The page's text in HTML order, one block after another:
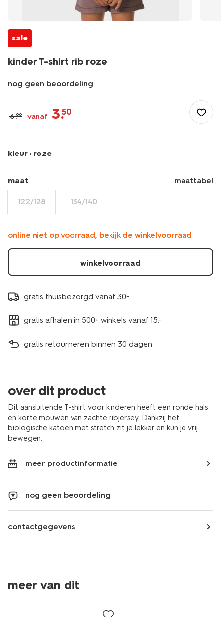
sale
kinder T-shirt rib roze
nog geen beoordeling
shirts-
t-
shirt-
rib-
30846406PINK.html
6.99 vanaf 3.50
kleur : roze
maat maattabel
122/128 134/140
online niet op voorraad, bekijk de winkelvoorraad
winkelvoorraad
gratis thuisbezorgd vanaf 30.-
gratis afhalen in 500+ winkels vanaf 15.-
gratis retourneren binnen 30 dagen
over dit product
Dit aansluitende T-shirt voor kinderen heeft een ronde hals
en korte mouwen van zachte ribjersey. Dankzij het
biologische katoen met stretch zit je lekker en kun je vrij
bewegen.
meer productinformatie
nog geen beoordeling
contactgegevens
meer van dit
sale